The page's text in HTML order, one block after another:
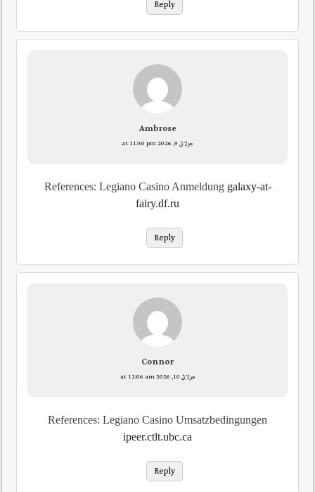
Reply
Ambrose
جولائ 9, 2026 at 11:50 pm
References: Legiano Casino Anmeldung galaxy-at-
fairy.df.ru
Reply
Connor
جولائ 10, 2026 at 12:06 am
References: Legiano Casino Umsatzbedingungen
ipeer.ctlt.ubc.ca
Reply